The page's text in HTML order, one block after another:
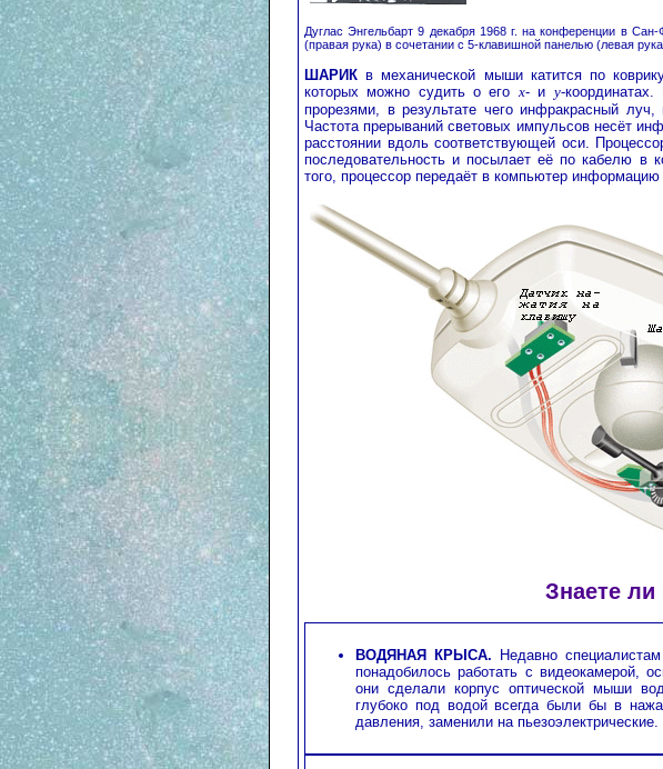
Дуглас Энгельбарт 9 декабря 1968 г. на конференции в
(правая рука) в сочетании с 5-клавишной панелью (левая
ШАРИК в механической мыши катится по
которых можно судить о его x- и у-
прорезями, в результате чего инфракрасный
Частота прерываний световых импульсов несёт
расстоянии вдоль соответствующей оси.
последовательность и посылает её по кабелю в
того, процессор передаёт в компьютер
Знаете
ВОДЯНАЯ КРЫСА. Недавно
понадобилось работать с видеокамерой,
они сделали корпус оптической мыши
глубоко под водой всегда были бы в
давления, заменили на пьезоэлектрические.